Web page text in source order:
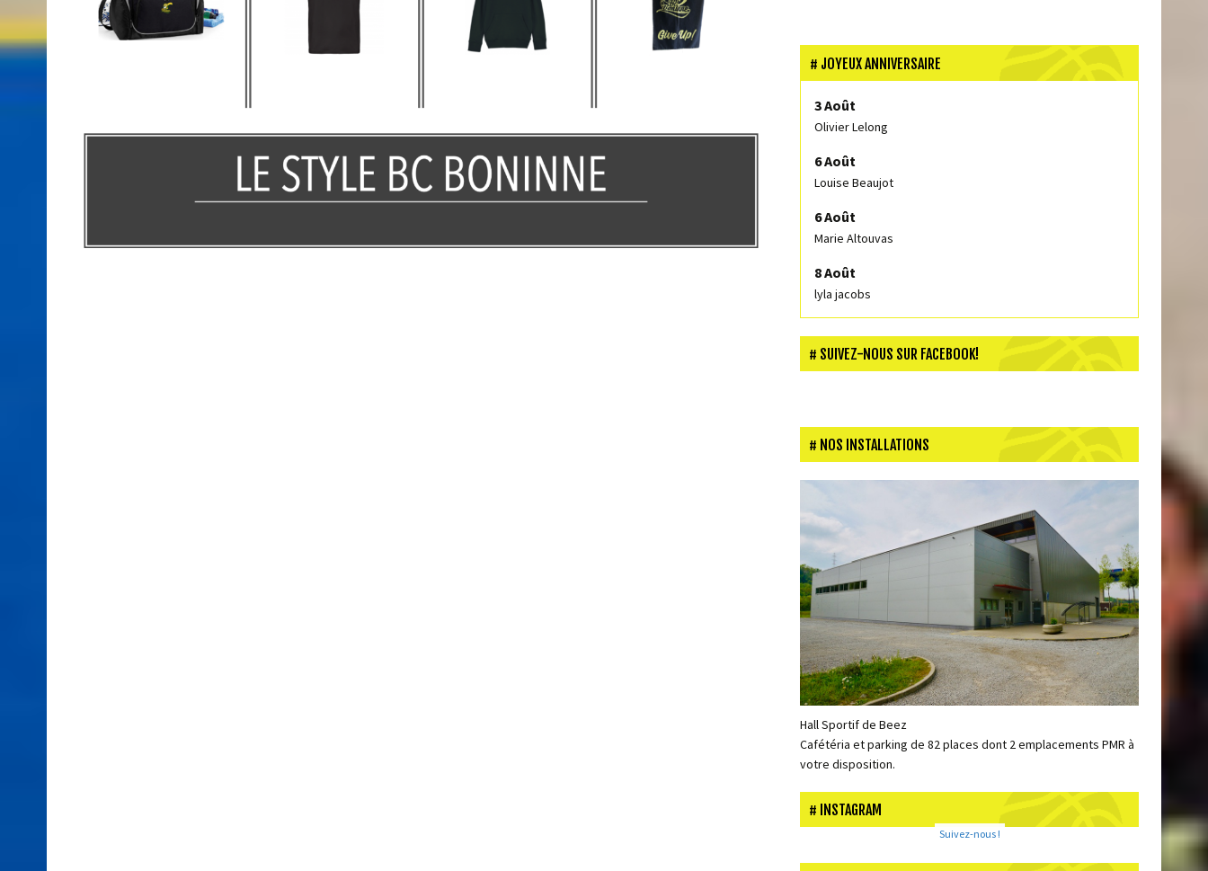
JOYEUX ANNIVERSAIRE
3 Août
Olivier Lelong
6 Août
Louise Beaujot
6 Août
Marie Altouvas
8 Août
lyla jacobs
SUIVEZ-NOUS SUR FACEBOOK!
NOS INSTALLATIONS
Hall Sportif de Beez
Cafétéria et parking de 82 places dont 2 emplacements PMR à
votre disposition.
INSTAGRAM
Suivez-nous !